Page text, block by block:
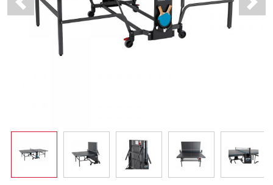
Previous Next